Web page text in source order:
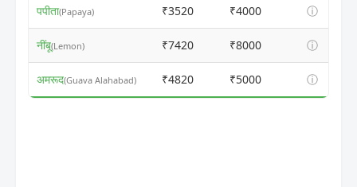
पपीता(Papaya) ₹3520 ₹4000 ⓘ
नींबू(Lemon) ₹7420 ₹8000 ⓘ
अमरूद(Guava Alahabad) ₹4820 ₹5000 ⓘ